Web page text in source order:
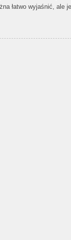
łatwo wyjaśnić,